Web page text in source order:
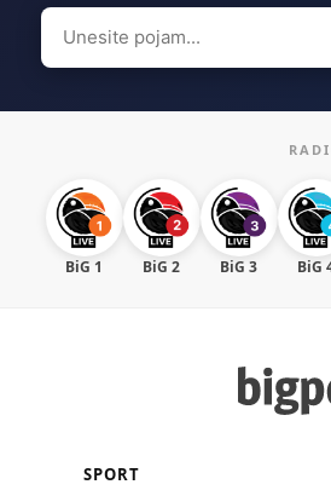
Search
for:
BiG 1 BiG 2 BiG 3 BiG
SPORT